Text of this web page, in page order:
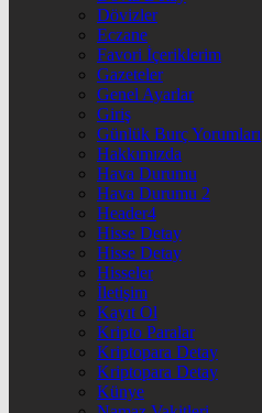
Dövizler
Eczane
Favori İçeriklerim
Gazeteler
Genel Ayarlar
Giriş
Günlük Burç Yorumları
Hakkımızda
Hava Durumu
Hava Durumu 2
Header4
Hisse Detay
Hisse Detay
Hisseler
İletişim
Kayıt Ol
Kripto Paralar
Kriptopara Detay
Kriptopara Detay
Künye